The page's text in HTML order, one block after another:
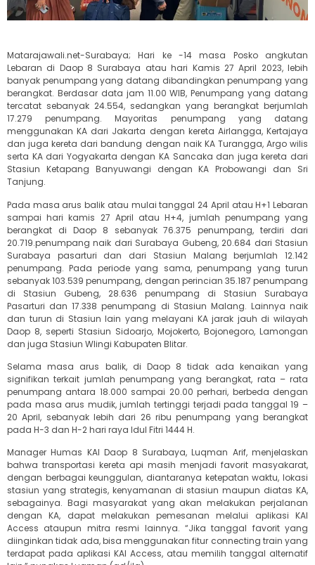
Matarajawali.net-Surabaya; Hari ke -14 masa Posko angkutan
Lebaran di Daop 8 Surabaya atau hari Kamis 27 April 2023, lebih
banyak penumpang yang datang dibandingkan penumpang yang
berangkat. Berdasar data jam 11.00 WIB, Penumpang yang datang
tercatat sebanyak 24.554, sedangkan yang berangkat berjumlah
17.279 penumpang. Mayoritas penumpang yang datang
menggunakan KA dari Jakarta dengan kereta Airlangga, Kertajaya
dan juga kereta dari bandung dengan naik KA Turangga, Argo wilis
serta KA dari Yogyakarta dengan KA Sancaka dan juga kereta dari
Stasiun Ketapang Banyuwangi dengan KA Probowangi dan Sri
Tanjung.
Pada masa arus balik atau mulai tanggal 24 April atau H+1 Lebaran
sampai hari kamis 27 April atau H+4, jumlah penumpang yang
berangkat di Daop 8 sebanyak 76.375 penumpang, terdiri dari
20.719.penumpang naik dari Surabaya Gubeng, 20.684 dari Stasiun
Surabaya pasarturi dan dari Stasiun Malang berjumlah 12.142
penumpang. Pada periode yang sama, penumpang yang turun
sebanyak 103.539 penumpang, dengan perincian 35.187 penumpang
di Stasiun Gubeng, 28.636 penumpang di Stasiun Surabaya
Pasarturi dan 17.338 penumpang di Stasiun Malang. Lainnya naik
dan turun di Stasiun lain yang melayani KA jarak jauh di wilayah
Daop 8, seperti Stasiun Sidoarjo, Mojokerto, Bojonegoro, Lamongan
dan juga Stasiun Wlingi Kabupaten Blitar.
Selama masa arus balik, di Daop 8 tidak ada kenaikan yang
signifikan terkait jumlah penumpang yang berangkat, rata – rata
penumpang antara 18.000 sampai 20.00 perhari, berbeda dengan
pada masa arus mudik, jumlah tertinggi terjadi pada tanggal 19 –
20 April, sebanyak lebih dari 26 ribu penumpang yang berangkat
pada H-3 dan H-2 hari raya Idul Fitri 1444 H.
Manager Humas KAI Daop 8 Surabaya, Luqman Arif, menjelaskan
bahwa transportasi kereta api masih menjadi favorit masyakarat,
dengan berbagai keunggulan, diantaranya ketepatan waktu, lokasi
stasiun yang strategis, kenyamanan di stasiun maupun diatas KA,
sebagainya. Bagi masyarakat yang akan melakukan perjalanan
dengan KA, dapat melakukan pemesanan melalui aplikasi KAI
Access ataupun mitra resmi lainnya. “Jika tanggal favorit yang
diinginkan tidak ada, bisa menggunakan fitur connecting train yang
terdapat pada aplikasi KAI Access, atau memilih tanggal alternatif